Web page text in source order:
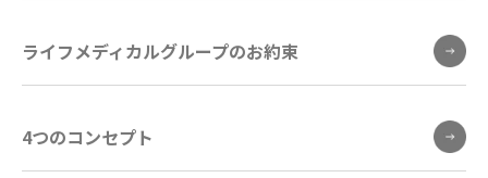
ライフメディカルグループのお約束
4つのコンセプト